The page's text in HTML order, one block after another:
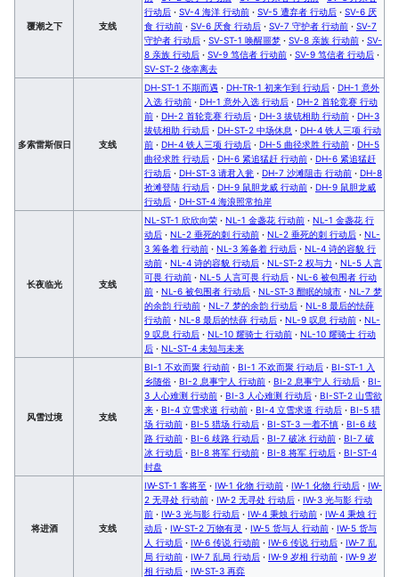
覆潮之下 支线
行动后 · SV-4 海洋 行动前 · SV-5 遭弃者 行动后 · SV-6 厌
食 行动前 · SV-6 厌食 行动后 · SV-7 守护者 行动前 · SV-7
守护者 行动后 · SV-ST-1 唤醒噩梦 · SV-8 亲族 行动前 · SV-
8 亲族 行动后 · SV-9 笃信者 行动前 · SV-9 笃信者 行动后 ·
SV-ST-2 侥幸离去
多索雷斯假日 支线
DH-ST-1 不期而遇 · DH-TR-1 初来乍到 行动后 · DH-1 意外
入选 行动前 · DH-1 意外入选 行动后 · DH-2 首轮竞赛 行动
前 · DH-2 首轮竞赛 行动后 · DH-3 拔铳相助 行动前 · DH-3
拔铳相助 行动后 · DH-ST-2 中场休息 · DH-4 铁人三项 行动
前 · DH-4 铁人三项 行动后 · DH-5 曲径求胜 行动前 · DH-5
曲径求胜 行动后 · DH-6 紧追猛赶 行动前 · DH-6 紧追猛赶
行动后 · DH-ST-3 请君入瓮 · DH-7 沙滩阻击 行动前 · DH-8
抢滩登陆 行动后 · DH-9 鼠胆龙威 行动前 · DH-9 鼠胆龙威
行动后 · DH-ST-4 海浪照常拍岸
长夜临光 支线
NL-ST-1 欣欣向荣 · NL-1 金盏花 行动前 · NL-1 金盏花 行
动后 · NL-2 垂死的刺 行动前 · NL-2 垂死的刺 行动后 · NL-
3 筹备着 行动前 · NL-3 筹备着 行动后 · NL-4 诗的容貌 行
动前 · NL-4 诗的容貌 行动后 · NL-ST-2 权与力 · NL-5 人言
可畏 行动前 · NL-5 人言可畏 行动后 · NL-6 被包围者 行动
前 · NL-6 被包围者 行动后 · NL-ST-3 酣眠的城市 · NL-7 梦
的余韵 行动前 · NL-7 梦的余韵 行动后 · NL-8 最后的怯薛
行动前 · NL-8 最后的怯薛 行动后 · NL-9 叹息 行动前 · NL-
9 叹息 行动后 · NL-10 耀骑士 行动前 · NL-10 耀骑士 行动
后 · NL-ST-4 未知与未来
风雪过境 支线
BI-1 不欢而聚 行动前 · BI-1 不欢而聚 行动后 · BI-ST-1 入
乡随俗 · BI-2 息事宁人 行动前 · BI-2 息事宁人 行动后 · BI-
3 人心难测 行动前 · BI-3 人心难测 行动后 · BI-ST-2 山雪欲
来 · BI-4 立雪求道 行动前 · BI-4 立雪求道 行动后 · BI-5 猎
场 行动前 · BI-5 猎场 行动后 · BI-ST-3 一着不慎 · BI-6 歧
路 行动前 · BI-6 歧路 行动后 · BI-7 破冰 行动前 · BI-7 破
冰 行动后 · BI-8 将军 行动前 · BI-8 将军 行动后 · BI-ST-4
封盘
将进酒 支线
IW-ST-1 客将至 · IW-1 化物 行动前 · IW-1 化物 行动后 · IW-
2 无寻处 行动前 · IW-2 无寻处 行动后 · IW-3 光与影 行动
前 · IW-3 光与影 行动后 · IW-4 秉烛 行动前 · IW-4 秉烛 行
动后 · IW-ST-2 万物有灵 · IW-5 货与人 行动前 · IW-5 货与
人 行动后 · IW-6 传说 行动前 · IW-6 传说 行动后 · IW-7 乱
局 行动前 · IW-7 乱局 行动后 · IW-9 岁相 行动前 · IW-9 岁
相 行动后 · IW-ST-3 再弈